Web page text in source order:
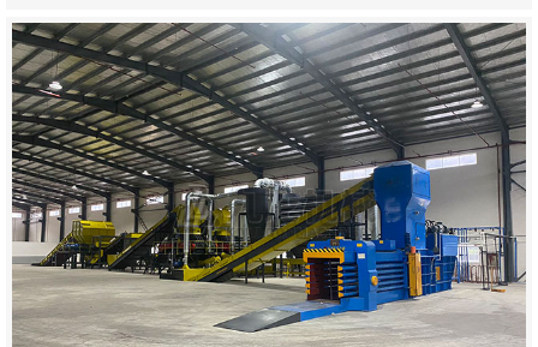
有
限
公
司
豫
ICP
备
19020390
号-1